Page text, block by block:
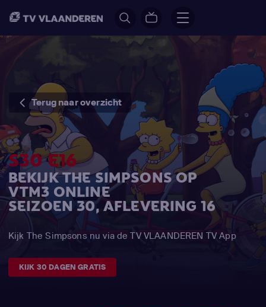
Terug naar overzicht
S30 E16
BEKIJK THE SIMPSONS OP
VTM3 ONLINE
SEIZOEN 30, AFLEVERING 16
Kijk The Simpsons nu via de TV VLAANDEREN TV App
KIJK 30 DAGEN GRATIS